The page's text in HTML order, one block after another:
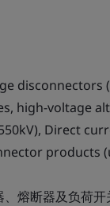
disconnectors
high-voltage
Direct
products
熔断器及负荷